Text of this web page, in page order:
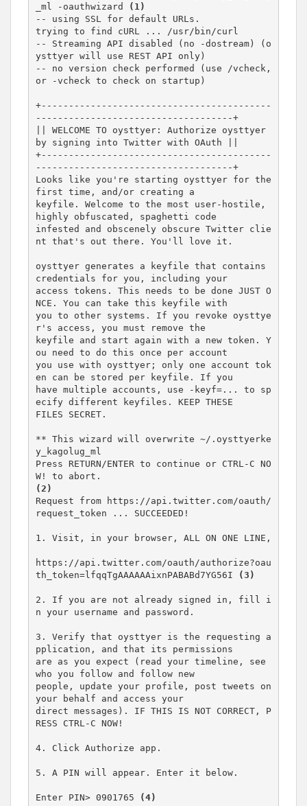
_ml -oauthwizard
(1)
-- using SSL for default URLs.
trying to find cURL ... /usr/bin/curl
-- Streaming API disabled (no -dostream) (o
ysttyer will use REST API only)
-- no version check performed (use /vcheck,
or -vcheck to check on startup)
+------------------------------------------
------------------------------------+
|| WELCOME TO oysttyer: Authorize oysttyer
by signing into Twitter with OAuth ||
+------------------------------------------
------------------------------------+
Looks like you're starting oysttyer for the
first time, and/or creating a
keyfile. Welcome to the most user-hostile,
highly obfuscated, spaghetti code
infested and obscenely obscure Twitter clie
nt that's out there. You'll love it.
oysttyer generates a keyfile that contains
credentials for you, including your
access tokens. This needs to be done JUST O
NCE. You can take this keyfile with
you to other systems. If you revoke oysttye
r's access, you must remove the
keyfile and start again with a new token. Y
ou need to do this once per account
you use with oysttyer; only one account tok
en can be stored per keyfile. If you
have multiple accounts, use -keyf=... to sp
ecify different keyfiles. KEEP THESE
FILES SECRET.
** This wizard will overwrite ~/.oysttyerke
y_kagolug_ml
Press RETURN/ENTER to continue or CTRL-C NO
(2)
Request from https://api.twitter.com/oauth/
request_token ... SUCCEEDED!
1. Visit, in your browser, ALL ON ONE LINE,
https://api.twitter.com/oauth/authorize?oau
th_token=lfqqTgAAAAAAixnPABABd7YG56I
(3)
2. If you are not already signed in, fill i
n your username and password.
3. Verify that oysttyer is the requesting a
pplication, and that its permissions
are as you expect (read your timeline, see
who you follow and follow new
people, update your profile, post tweets on
your behalf and access your
direct messages). IF THIS IS NOT CORRECT, P
RESS CTRL-C NOW!
4. Click Authorize app.
5. A PIN will appear. Enter it below.
Enter PIN> 0901765 (4)